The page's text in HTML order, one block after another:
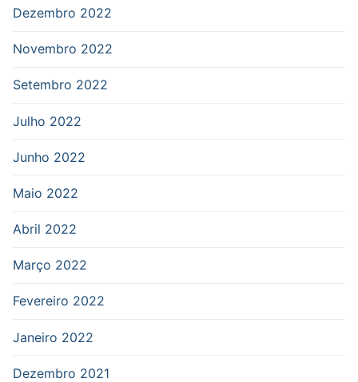
Dezembro 2022
Novembro 2022
Setembro 2022
Julho 2022
Junho 2022
Maio 2022
Abril 2022
Março 2022
Fevereiro 2022
Janeiro 2022
Dezembro 2021